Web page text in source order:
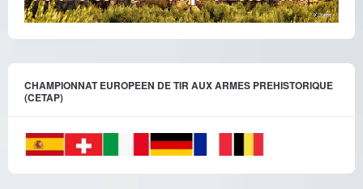
CHAMPIONNAT EUROPEEN DE TIR AUX ARMES PREHISTORIQUE
(CETAP)